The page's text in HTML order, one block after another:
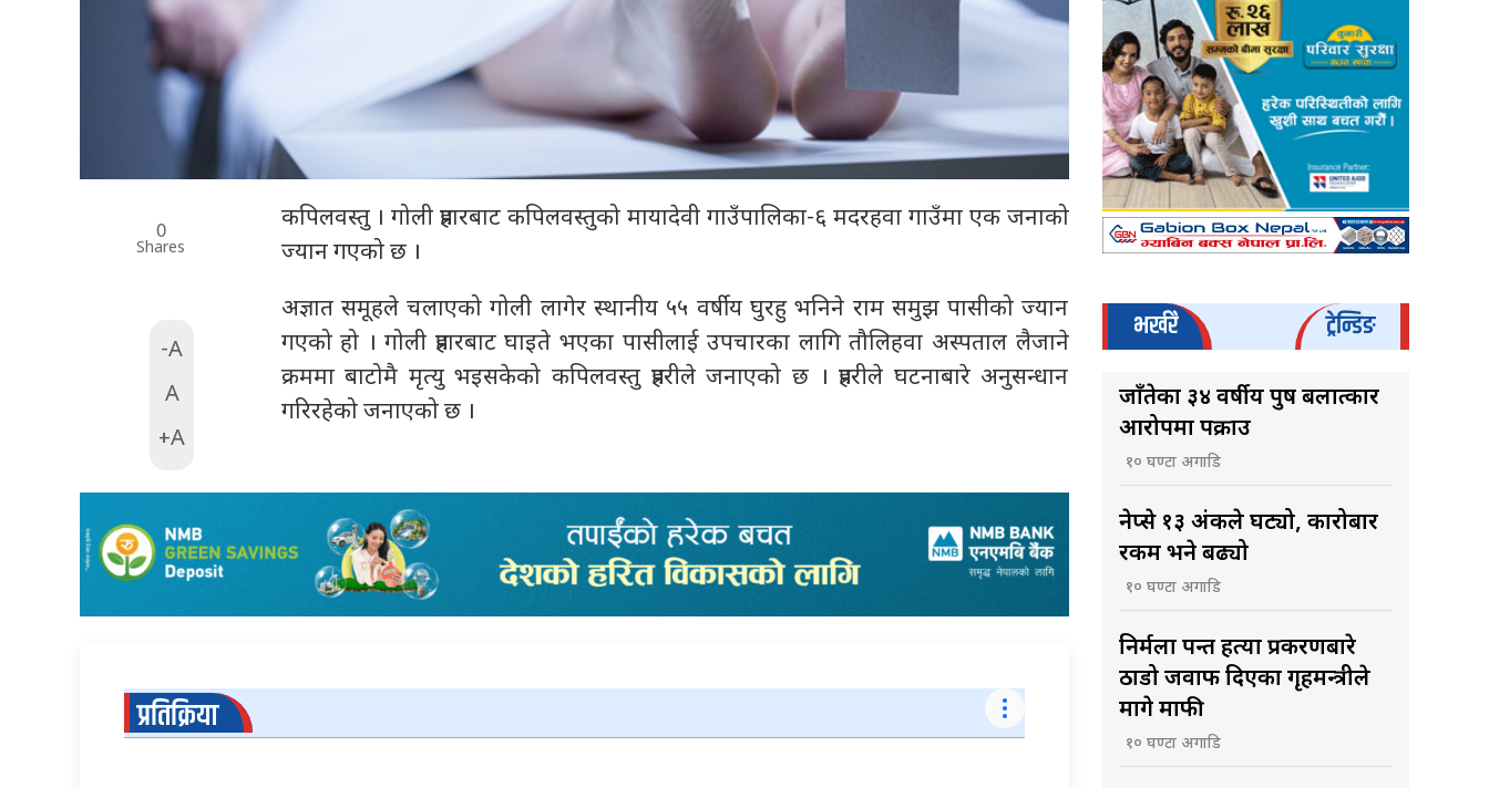
0
Shares
-A
A
+A
कपिलवस्तु । गोली प्रहारबाट कपिलवस्तुको मायादेवी गाउँपालिका-६ मदरहवा गाउँमा एक जनाको
ज्यान गएको छ ।
अज्ञात समूहले चलाएको गोली लागेर स्थानीय ५५ वर्षीय घुरहु भनिने राम समुझ पासीको ज्यान
गएको हो । गोली प्रहारबाट घाइते भएका पासीलाई उपचारका लागि तौलिहवा अस्पताल लैजाने
क्रममा बाटोमै मृत्यु भइसकेको कपिलवस्तु प्रहरीले जनाएको छ । प्रहरीले घटनाबारे अनुसन्धान
गरिरहेको जनाएको छ ।
प्रतिक्रिया
भर्खरै ट्रेन्डिङ
जाँतेका ३४ वर्षीय पुरुष बलात्कार
आरोपमा पक्राउ
१० घण्टा अगाडि
नेप्से १३ अंकले घट्यो, कारोबार
रकम भने बढ्यो
१० घण्टा अगाडि
निर्मला पन्त हत्या प्रकरणबारे
ठाडो जवाफ दिएका गृहमन्त्रीले
मागे माफी
१० घण्टा अगाडि